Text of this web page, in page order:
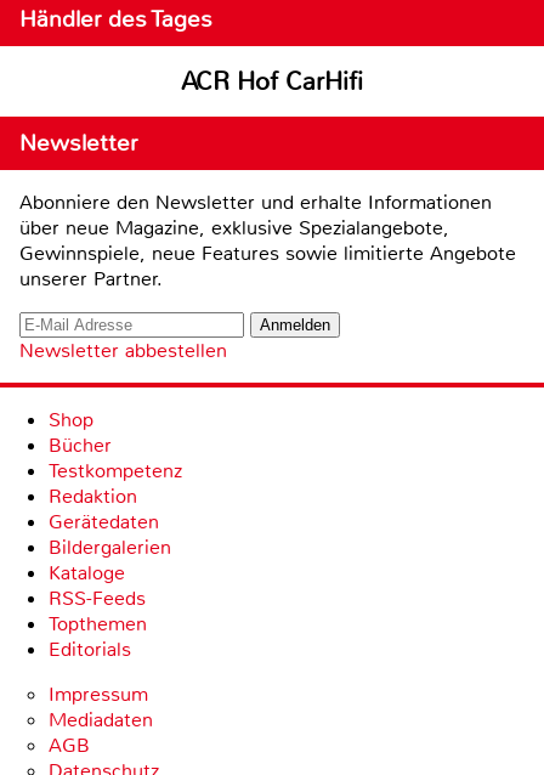
Händler des Tages
ACR Hof CarHifi
Newsletter
Abonniere den Newsletter und erhalte Informationen
über neue Magazine, exklusive Spezialangebote,
Gewinnspiele, neue Features sowie limitierte Angebote
unserer Partner.
Newsletter abbestellen
Shop
Bücher
Testkompetenz
Redaktion
Gerätedaten
Bildergalerien
Kataloge
RSS-Feeds
Topthemen
Editorials
Impressum
Mediadaten
AGB